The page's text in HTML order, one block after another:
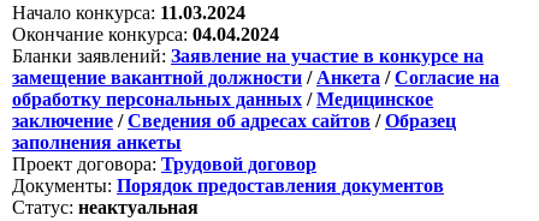
Начало конкурса: 11.03.2024
Окончание конкурса: 04.04.2024
Бланки заявлений: Заявление на участие в конкурсе на
замещение вакантной должности / Анкета /Согласие на
обработку персональных данных /Медицинское
заключение /Сведения об адресах сайтов /Образец
заполнения анкеты
Проект договора: Трудовой договор
Документы: Порядок предоставления документов
Статус: неактуальная